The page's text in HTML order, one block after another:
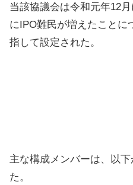
当該協議会は令和元年12
にIPO難民が増えたことに
指して設定された。
主な構成メンバーは、以
た。